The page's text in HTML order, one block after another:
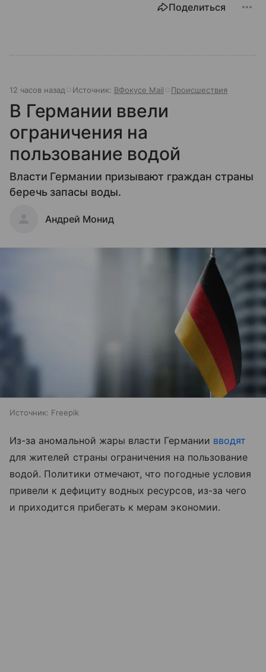
Поделиться
12 часов назад Источник: ВФокусе Mail Происшествия
В Германии ввели
ограничения на
пользование водой
Власти Германии призывают граждан страны
беречь запасы воды.
Андрей Монид
Источник: Freepik
Из-за аномальной жары власти Германии вводят
для жителей страны ограничения на пользование
водой. Политики отмечают, что погодные условия
привели к дефициту водных ресурсов, из-за чего
и приходится прибегать к мерам экономии.